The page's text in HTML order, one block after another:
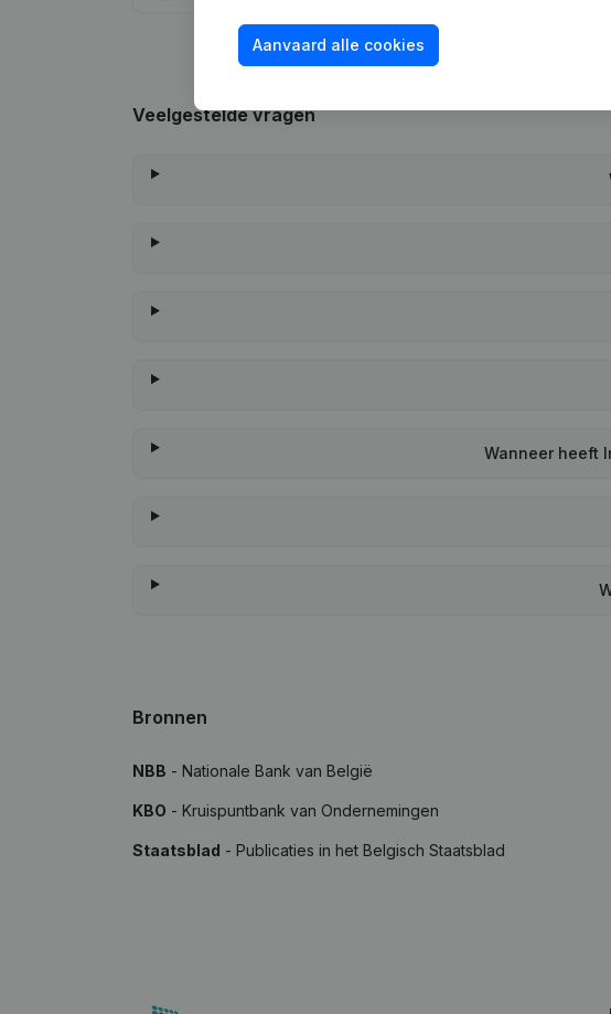
Veelgestelde vragen
Wanneer heeft
Bronnen
NBB - Nationale Bank van België
KBO - Kruispuntbank van Ondernemingen
Staatsblad - Publicaties in het Belgisch Staatsblad
Aanvaard alle cookies